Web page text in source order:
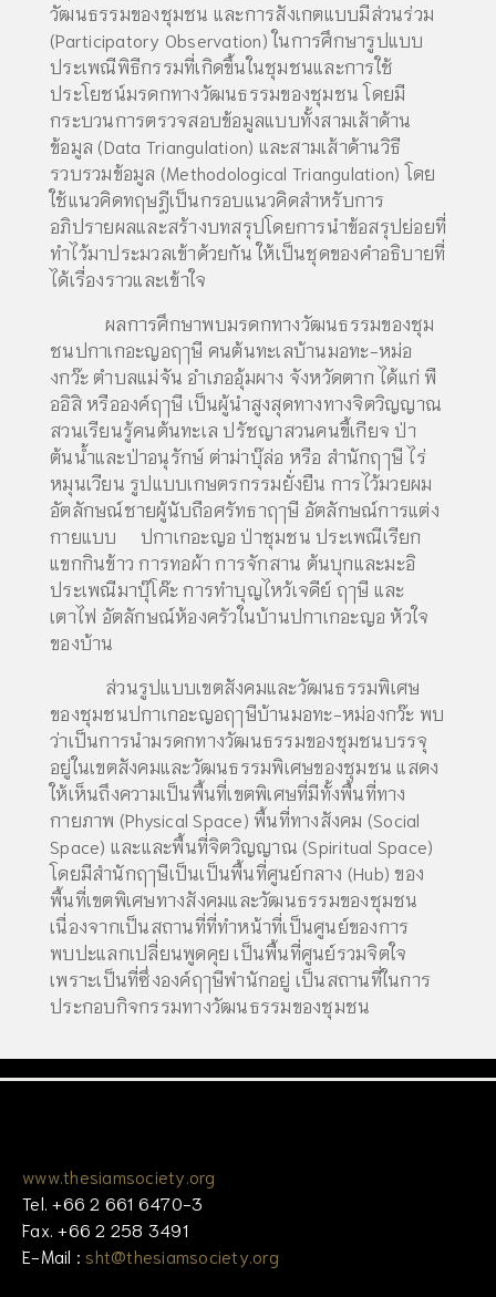
วัฒนธรรมของชุมชน และการสังเกตแบบมีส่วนร่วม
(Participatory Observation) ในการศึกษารูปแบบ
ประเพณีพิธีกรรมที่เกิดขึ้นในชุมชนและการใช้
ประโยชน์มรดกทางวัฒนธรรมของชุมชน โดยมี
กระบวนการตรวจสอบข้อมูลแบบทั้งสามเส้าด้าน
ข้อมูล (Data Triangulation) และสามเส้าด้านวิธี
รวบรวมข้อมูล (Methodological Triangulation) โดย
ใช้แนวคิดทฤษฎีเป็นกรอบแนวคิดสำหรับการ
อภิปรายผลและสร้างบทสรุปโดยการนำข้อสรุปย่อยที่
ทำไว้มาประมวลเข้าด้วยกัน ให้เป็นชุดของคำอธิบายที่
ได้เรื่องราวและเข้าใจ
ผลการศึกษาพบมรดกทางวัฒนธรรมของชุม
ชนปกาเกอะญอฤๅษี คนต้นทะเลบ้านมอทะ-หม่อ
งกว๊ะ ตำบลแม่จัน อำเภออุ้มผาง จังหวัดตาก ได้แก่ พื
ออิสิ หรือองค์ฤๅษี เป็นผู้นำสูงสุดทางทางจิตวิญญาณ
สวนเรียนรู้คนต้นทะเล ปรัชญาสวนคนขี้เกียจ ป่า
ต้นน้ำและป่าอนุรักษ์ ต่าม่าบุ๊ล่อ หรือ สำนักฤๅษี ไร่
หมุนเวียน รูปแบบเกษตรกรรมยั่งยืน การไว้มวยผม
อัตลักษณ์ชายผู้นับถือศรัทธาฤๅษี อัตลักษณ์การแต่ง
กายแบบ ปกาเกอะญอ ป่าชุมชน ประเพณีเรียก
แขกกินข้าว การทอผ้า การจักสาน ต้นบุกและมะอิ
ประเพณีมาบุ๊โค๊ะ การทำบุญไหว้เจดีย์ ฤๅษี และ
เตาไฟ อัตลักษณ์ห้องครัวในบ้านปกาเกอะญอ หัวใจ
ของบ้าน
ส่วนรูปแบบเขตสังคมและวัฒนธรรมพิเศษ
ของชุมชนปกาเกอะญอฤๅษีบ้านมอทะ-หม่องกว๊ะ พบ
ว่าเป็นการนำมรดกทางวัฒนธรรมของชุมชนบรรจุ
อยู่ในเขตสังคมและวัฒนธรรมพิเศษของชุมชน แสดง
ให้เห็นถึงความเป็นพื้นที่เขตพิเศษที่มีทั้งพื้นที่ทาง
กายภาพ (Physical Space) พื้นที่ทางสังคม (Social
Space) และและพื้นที่จิตวิญญาณ (Spiritual Space)
โดยมีสำนักฤๅษีเป็นเป็นพื้นที่ศูนย์กลาง (Hub) ของ
พื้นที่เขตพิเศษทางสังคมและวัฒนธรรมของชุมชน
เนื่องจากเป็นสถานที่ที่ทำหน้าที่เป็นศูนย์ของการ
พบปะแลกเปลี่ยนพูดคุย เป็นพื้นที่ศูนย์รวมจิตใจ
เพราะเป็นที่ซึ่งองค์ฤๅษีพำนักอยู่ เป็นสถานที่ในการ
ประกอบกิจกรรมทางวัฒนธรรมของชุมชน
www.thesiamsociety.org
Tel. +66 2 661 6470-3
Fax. +66 2 258 3491
E-Mail : sht@thesiamsociety.org